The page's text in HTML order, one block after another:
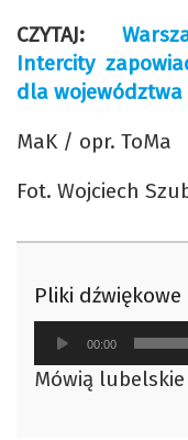
CZYTAJ:
Intercity
dla
MaK / opr. ToMa
Fot. Wojciech
Pliki dźwiękowe
Odtwarzacz
plików
dźwiękowych
00:00
Mówią